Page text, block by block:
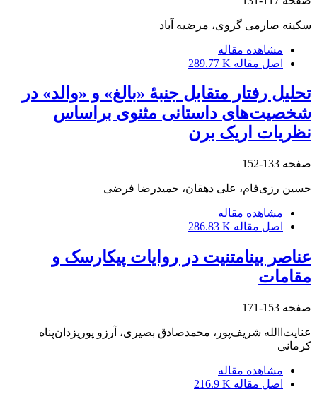
سکینه صارمی گروی، مرضیه آباد
مشاهده مقاله
اصل مقاله 289.77 K
تحلیل رفتار متقابل جنبۀ «بالغ» و «والد» در
شخصیت‌های داستانی مثنوی براساس
نظریات اریک برن
صفحه 133-152
حسین رزی‌فام، علی دهقان، حمیدرضا فرضی
مشاهده مقاله
اصل مقاله 286.83 K
عناصر بینامتنیت در روایات پیکارسک و
مقامات
صفحه 153-171
عنایت‌االله شریف‌پور، محمدصادق بصیری، آرزو پوریزدان‌پناه
کرمانی
مشاهده مقاله
اصل مقاله 216.9 K